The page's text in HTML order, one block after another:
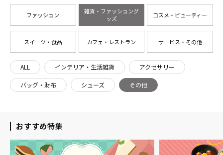
ファッション
雑貨・ファッショング
ッズ
コスメ・ビューティー
スイーツ・食品 カフェ・レストラン サービス・その他
ALL インテリア・生活雑貨 アクセサリー
バッグ・財布 シューズ その他
おすすめ特集